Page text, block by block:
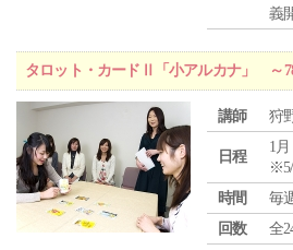
義
タロット・カードⅡ「小アルカナ」 ～
講師 狩
日程
1
※5/
時間
毎
回数
全